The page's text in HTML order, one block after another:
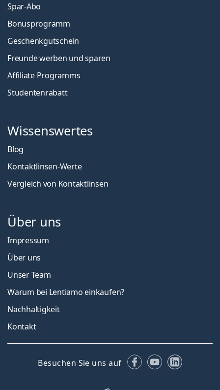
Spar-Abo
Bonusprogramm
Geschenkgutschein
Freunde werben und sparen
Affiliate Programms
Studentenrabatt
Wissenswertes
Blog
Kontaktlinsen-Werte
Vergleich von Kontaktlinsen
Über uns
Impressum
Über uns
Unser Team
Warum bei Lentiamo einkaufen?
Nachhaltigkeit
Kontakt
Besuchen Sie uns auf Facebook
YouTubeLinkedIn